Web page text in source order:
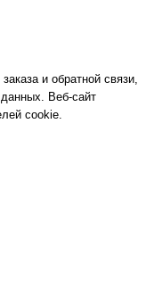
и обратной связи,
Веб-сайт
cookie.